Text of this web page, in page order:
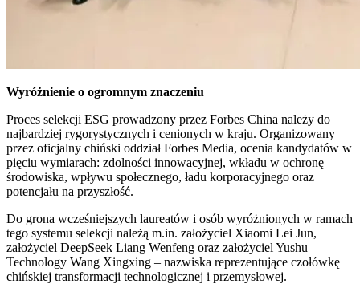
Wyróżnienie o ogromnym znaczeniu
Proces selekcji ESG prowadzony przez Forbes China należy do
najbardziej rygorystycznych i cenionych w kraju. Organizowany
przez oficjalny chiński oddział Forbes Media, ocenia kandydatów w
pięciu wymiarach: zdolności innowacyjnej, wkładu w ochronę
środowiska, wpływu społecznego, ładu korporacyjnego oraz
potencjału na przyszłość.
Do grona wcześniejszych laureatów i osób wyróżnionych w ramach
tego systemu selekcji należą m.in. założyciel Xiaomi Lei Jun,
założyciel DeepSeek Liang Wenfeng oraz założyciel Yushu
Technology Wang Xingxing – nazwiska reprezentujące czołówkę
chińskiej transformacji technologicznej i przemysłowej.